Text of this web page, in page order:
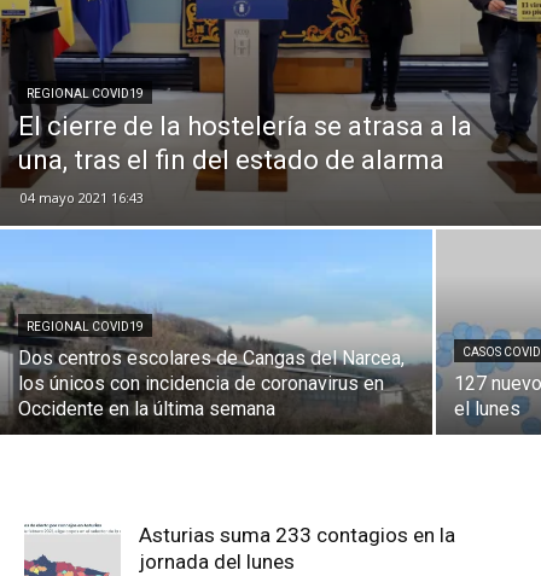
REGIONAL COVID19
El cierre de la hostelería se atrasa a la
una, tras el fin del estado de alarma
04 mayo 2021 16:43
REGIONAL COVID19
Dos centros escolares de Cangas del Narcea,
los únicos con incidencia de coronavirus en
Occidente en la última semana
CASOS
127
el lunes
Asturias suma 233 contagios en la
jornada del lunes